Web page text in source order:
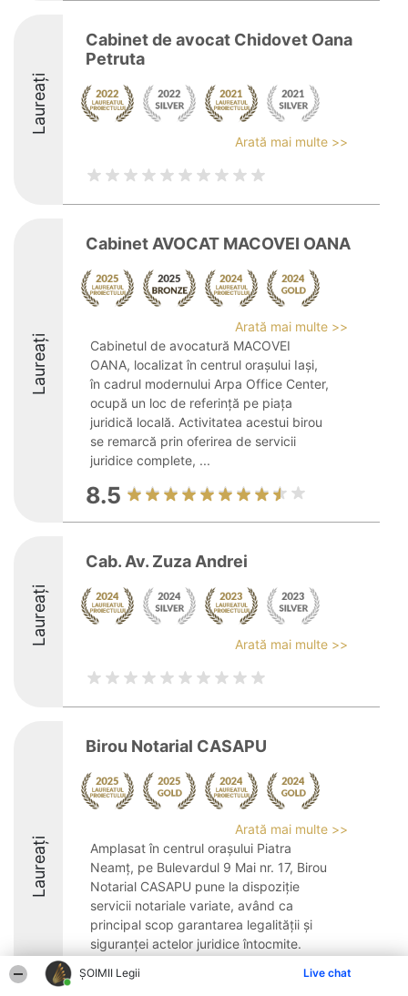
ȘOIMII Legii Live chat
Laureați
Cabinet de avocat Chidovet Oana
Petruta
Arată mai multe >>
Laureați
Cabinet AVOCAT MACOVEI OANA
Arată mai multe >>
Cabinetul de avocatură MACOVEI
OANA, localizat în centrul orașului Iași,
în cadrul modernului Arpa Office Center,
ocupă un loc de referință pe piața
juridică locală. Activitatea acestui birou
se remarcă prin oferirea de servicii
juridice complete, ...
8.5
Laureați
Cab. Av. Zuza Andrei
Arată mai multe >>
Laureați
Birou Notarial CASAPU
Arată mai multe >>
Amplasat în centrul orașului Piatra
Neamț, pe Bulevardul 9 Mai nr. 17, Birou
Notarial CASAPU pune la dispoziție
servicii notariale variate, având ca
principal scop garantarea legalității și
siguranței actelor juridice întocmite.